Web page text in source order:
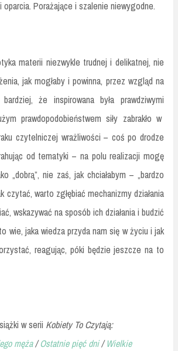
oparcia. Porażające i szalenie niewygodne.
materii niezwykle trudnej i delikatnej, nie
jak mogłaby i powinna, przez wzgląd na
że inspirowana była prawdziwymi
prawdopodobieństwem siły zabrakło w
czytelniczej wrażliwości – coś po drodze
od tematyki – na polu realizacji mogę
„dobrą”, nie zaś, jak chciałabym – „bardzo
czytać, warto zgłębiać mechanizmy działania
wskazywać na sposób ich działania i budzić
wie, jaka wiedza przyda nam się w życiu i jak
reagując, póki będzie jeszcze na to
w serii Kobiety To Czytają:
męża/Ostatnie pięć dni/Wielkie